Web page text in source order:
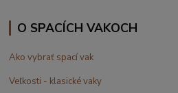
O SPACÍCH VAKOCH
Ako vybrať spací vak
Veľkosti - klasické vaky